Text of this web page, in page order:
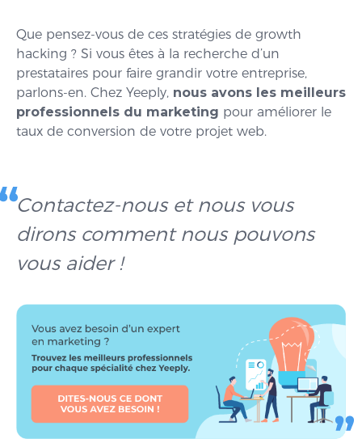
Que pensez-vous de ces stratégies de growth
hacking ? Si vous êtes à la recherche d’un
prestataires pour faire grandir votre entreprise,
parlons-en. Chez Yeeply, nous avons les meilleurs
professionnels du marketing pour améliorer le
taux de conversion de votre projet web.
Contactez-nous et nous vous
dirons comment nous pouvons
vous aider !